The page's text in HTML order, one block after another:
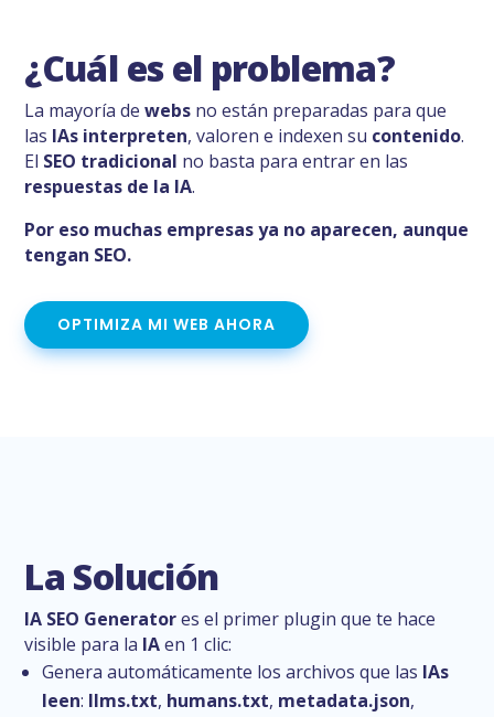
¿Cuál es el problema?
La mayoría dewebs no están preparadas para que
las IAs interpreten, valoren e indexen su contenido.
El SEO tradicional no basta para entrar en las
respuestas de la IA.
Por eso muchas empresas ya no aparecen, aunque
tengan SEO.
OPTIMIZA MI WEB AHORA
La Solución
IA SEO Generatores el primer plugin que te hace
visible para la IAen 1 clic:
Genera automáticamente los archivos que las IAs
leen: llms.txt, humans.txt, metadata.json,